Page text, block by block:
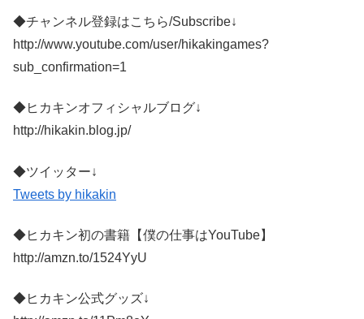
◆チャンネル登録はこちら/Subscribe↓
http://www.youtube.com/user/hikakingames?
sub_confirmation=1
◆ヒカキンオフィシャルブログ↓
http://hikakin.blog.jp/
◆ツイッター↓
Tweets by hikakin
◆ヒカキン初の書籍【僕の仕事はYouTube】
http://amzn.to/1524YyU
◆ヒカキン公式グッズ↓